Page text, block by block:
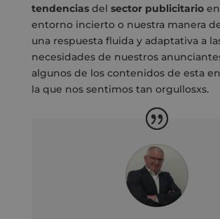
tendenciasdel sector publicitarioen
entorno incierto o nuestra manera
una respuesta fluida y adaptativa a
necesidades de nuestros
algunos de los contenidos de esta
la que nos sentimos tan orgullosxs.